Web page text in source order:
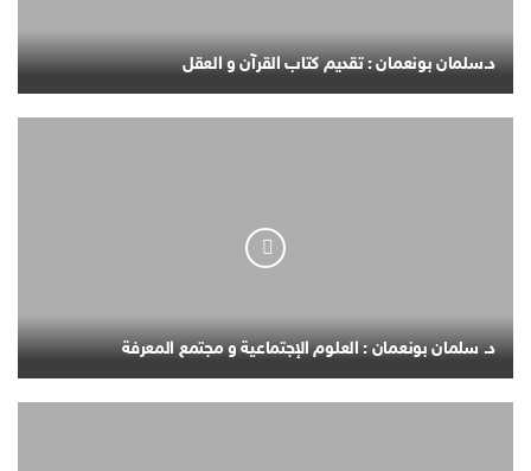
د.سلمان بونعمان : تقديم كتاب القرآن و العقل
د. سلمان بونعمان : العلوم الإجتماعية و مجتمع المعرفة